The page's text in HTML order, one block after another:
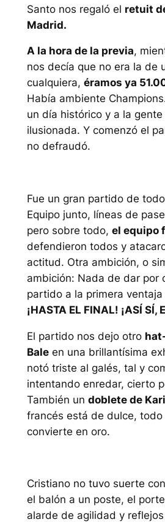
Santo nos regaló el retuit
Madrid.
A la hora de la previa,
nos decía que no era la de
cualquiera, éramos ya
Había ambiente
un día histórico y a la gente
ilusionada. Y comenzó el
no defraudó.
Fue un gran partido de
Equipo junto, líneas de
pero sobre todo, el equipo
defendieron todos y
actitud. Otra ambición, o
ambición: Nada de dar por
partido a la primera
¡HASTA EL FINAL! ¡ASÍ SÍ,
El partido nos dejo otro
Baleen una brillantísima
notó triste al galés, tal y
intentando enredar, cierto
También un doblete de
francés está de dulce,
convierte en oro.
Cristiano no tuvo suerte
el balón a un poste, el
alarde de agilidad y